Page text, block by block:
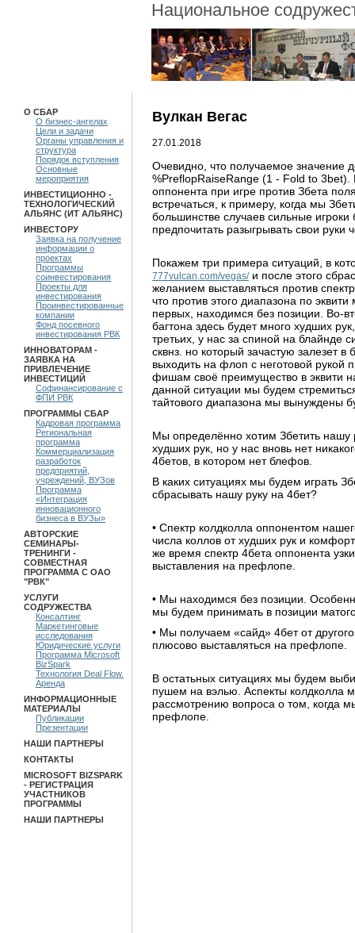
Национальное
О СБАР
О бизнес-ангелах
Цели и задачи
Органы управления и
структура
Порядок вступления
Основные
мероприятия
ИНВЕСТИЦИОННО -
ТЕХНОЛОГИЧЕСКИЙ
АЛЬЯНС (ИТ АЛЬЯНС)
ИНВЕСТОРУ
Заявка на получение
информации о
проектах
Программы
соинвестирования
Проекты для
инвестирования
Проинвестированные
компании
Фонд посевного
инвестирования РВК
ИННОВАТОРАМ -
ЗАЯВКА НА
ПРИВЛЕЧЕНИЕ
ИНВЕСТИЦИЙ
Софинансирование с
ФПИ РВК
ПРОГРАММЫ СБАР
Кадровая программа
Региональная
программа
Коммерциализация
разработок
предприятий,
учреждений, ВУЗов
Программа
«Интеграция
инновационного
бизнеса в ВУЗы»
АВТОРСКИЕ
СЕМИНАРЫ-
ТРЕНИНГИ -
СОВМЕСТНАЯ
ПРОГРАММА С ОАО
"РВК"
УСЛУГИ
СОДРУЖЕСТВА
Консалтинг
Маркетинговые
исследования
Юридические услуги
Программа Microsoft
BizSpark
Технология Deal Flow.
Аренда
ИНФОРМАЦИОННЫЕ
МАТЕРИАЛЫ
Публикации
Презентации
НАШИ ПАРТНЕРЫ
КОНТАКТЫ
MICROSOFT BIZSPARK
- РЕГИСТРАЦИЯ
УЧАСТНИКОВ
ПРОГРАММЫ
НАШИ ПАРТНЕРЫ
Вулкан Вегас
27.01.2018
Очевидно, что получаемое значение
%PreflopRaiseRange (1 - Fold to 3bet).
оппонента при игре против Збета
встречаться, к примеру, когда мы
большинстве случаев сильные игроки
предпочитать разыгрывать свои руки
Покажем три примера ситуаций, в
777vulcan.com/vegas/и после этого
желанием выставляться против
что против этого диапазона по
первых, находимся без позиции. Во-
багтона здесь будет много худших
третьих, у нас за спиной на блайнде
сквнз. но который зачастую залезет
выходить на флоп с неготовой рукой
фишам своё преимущество в эквити
данной ситуации мы будем
тайтового диапазона мы вынуждены
Мы определённо хотим Збетить нашу
худших рук, но у нас вновь нет
4бетов, в котором нет блефов.
В каких ситуациях мы будем играть
сбрасывать нашу руку на 4бет?
• Спектр колдколла оппонентом
числа коллов от худших рук и
же время спектр 4бета оппонента
выставления на префлопе.
• Мы находимся без позиции.
мы будем принимать в позиции
• Мы получаем «сайд» 4бет от
плюсово выставляться на префлопе.
В остатьных ситуациях мы будем
пушем на вэлью. Аспекты колдколла
рассмотрению вопроса о том, когда
префлопе.